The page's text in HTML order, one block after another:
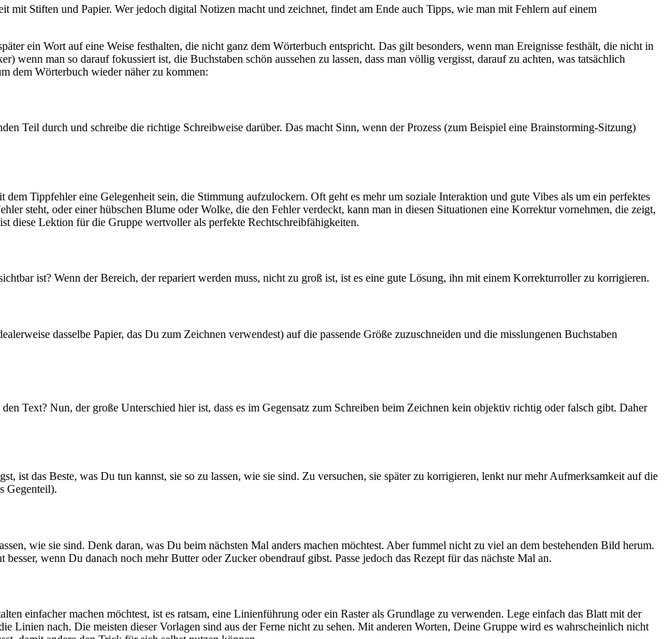
mit Stiften und Papier. Wer jedoch digital Notizen macht und zeichnet, findet am Ende auch Tipps, wie man mit Fehlern auf einem
ein Wort auf eine Weise festhalten, die nicht ganz dem Wörterbuch entspricht. Das gilt besonders, wenn man Ereignisse festhält, die nicht in
wenn man so darauf fokussiert ist, die Buchstaben schön aussehen zu lassen, dass man völlig vergisst, darauf zu achten, was tatsächlich
dem Wörterbuch wieder näher zu kommen:
Teil durch und schreibe die richtige Schreibweise darüber. Das macht Sinn, wenn der Prozess (zum Beispiel eine Brainstorming-Sitzung)
Tippfehler eine Gelegenheit sein, die Stimmung aufzulockern. Oft geht es mehr um soziale Interaktion und gute Vibes als um ein perfektes
steht, oder einer hübschen Blume oder Wolke, die den Fehler verdeckt, kann man in diesen Situationen eine Korrektur vornehmen, die zeigt,
diese Lektion für die Gruppe wertvoller als perfekte Rechtschreibfähigkeiten.
ist? Wenn der Bereich, der repariert werden muss, nicht zu groß ist, ist es eine gute Lösung, ihn mit einem Korrekturroller zu korrigieren.
dasselbe Papier, das Du zum Zeichnen verwendest) auf die passende Größe zuzuschneiden und die misslungenen Buchstaben
Text? Nun, der große Unterschied hier ist, dass es im Gegensatz zum Schreiben beim Zeichnen kein objektiv richtig oder falsch gibt. Daher
ist das Beste, was Du tun kannst, sie so zu lassen, wie sie sind. Zu versuchen, sie später zu korrigieren, lenkt nur mehr Aufmerksamkeit auf die
Gegenteil).
wie sie sind. Denk daran, was Du beim nächsten Mal anders machen möchtest. Aber fummel nicht zu viel an dem bestehenden Bild herum.
wenn Du danach noch mehr Butter oder Zucker obendrauf gibst. Passe jedoch das Rezept für das nächste Mal an.
einfacher machen möchtest, ist es ratsam, eine Linienführung oder ein Raster als Grundlage zu verwenden. Lege einfach das Blatt mit der
Linien nach. Die meisten dieser Vorlagen sind aus der Ferne nicht zu sehen. Mit anderen Worten, Deine Gruppe wird es wahrscheinlich nicht